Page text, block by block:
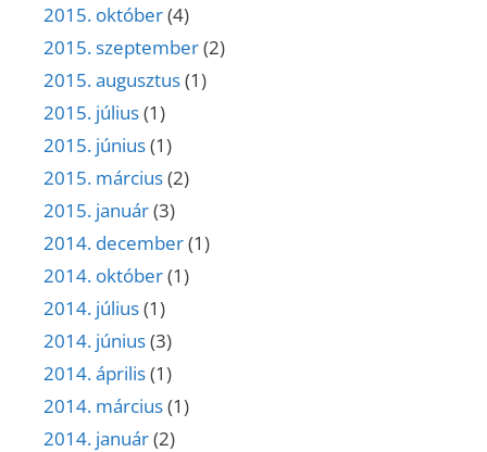
2015. október(4)
2015. szeptember(2)
2015. augusztus(1)
2015. július(1)
2015. június(1)
2015. március(2)
2015. január(3)
2014. december(1)
2014. október(1)
2014. július(1)
2014. június(3)
2014. április(1)
2014. március(1)
2014. január(2)